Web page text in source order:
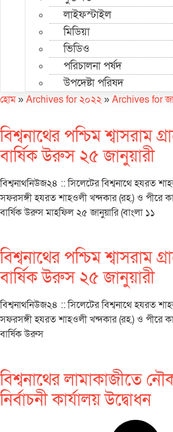
লাইফস্টাইল
মিডিয়া
ভিডিও
পরিচালনা পর্ষদ
উপদেষ্টা পরিষদ
হোম»Archives for ২০২২»Archives for
বিশ্বনাথের পশ্চিম শ্বাসরাম
বার্ষিক উরুস ২৫ জানুয়ারী
বিশ্বনাথনিউজ২৪ :: সিলেটের বিশ্বনাথে হযরত
সফরসঙ্গী হযরত শাহওলী খন্দকার (রহ.) ও পীরে
বার্ষিক উরুস মাহফিল ২৫ জানুয়ারি (বাংলা ১১
বিশ্বনাথের পশ্চিম শ্বাসরাম
বার্ষিক উরুস ২৫ জানুয়ারী
বিশ্বনাথনিউজ২৪ :: সিলেটের বিশ্বনাথে হযরত
সফরসঙ্গী হযরত শাহওলী খন্দকার (রহ.) ও পীরে
বার্ষিক উরুস
বিশ্বনাথের লামাকাজীতে
নির্বাচনী কার্যালয় উদ্বোধন